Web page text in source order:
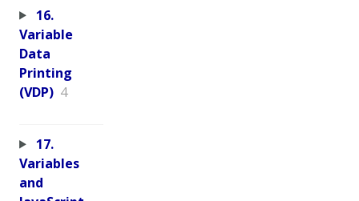
16.
Variable
Data
Printing
(VDP) 4
17.
Variables
and